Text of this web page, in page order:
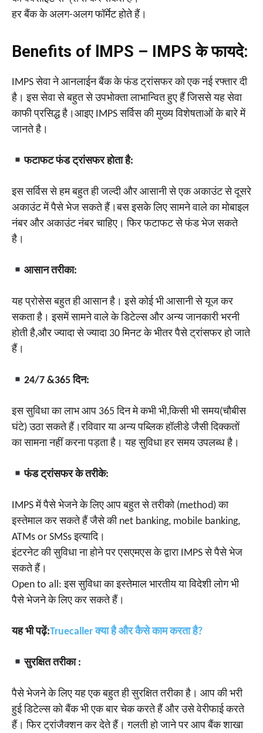
हर बैंक के अलग-अलग फॉर्मेट होते हैं।
Benefits of lMPS – IMPS के फायदे:
IMPS सेवा ने आनलाईन बैंक के फंड ट्रांसफर को एक नई रफ्तार दी
है। इस सेवा से बहुत से उपभोक्ता लाभान्वित हुए हैं जिससे यह सेवा
काफी प्रसिद्ध है।आइए IMPS सर्विस की मुख्य विशेषताओं के बारे में
जानते है।
फटाफट फंड ट्रांसफर होता है:
इस सर्विस से हम बहुत ही जल्दी और आसानी से एक अकाउंट से दूसरे
अकाउंट में पैसे भेज सकते हैं।बस इसके लिए सामने वाले का मोबाइल
नंबर और अकाउंट नंबर चाहिए। फिर फटाफट से फंड भेज सकते
है।
आसान तरीका:
यह प्रोसेस बहुत ही आसान है। इसे कोई भी आसानी से यूज कर
सकता है। इसमें सामने वाले के डिटेल्स और अन्य जानकारी भरनी
होती है,और ज्यादा से ज्यादा 30 मिनट के भीतर पैसे ट्रांसफर हो जाते
हैं।
24/7 &365 दिन:
इस सुविधा का लाभ आप 365 दिन मे कभी भी,किसी भी समय(चौबीस
घंटे) उठा सकते हैं।रविवार या अन्य पब्लिक हॉलीडे जैसी दिक्कतों
का सामना नहीं करना पड़ता है। यह सुविधा हर समय उपलब्ध है।
फंड ट्रांसफर के तरीके:
IMPS में पैसे भेजने के लिए आप बहुत से तरीको (method) का
इस्तेमाल कर सकते हैं जैसे की net banking, mobile banking,
ATMs or SMSs इत्यादि।
इंटरनेट की सुविधा ना होने पर एसएमएस के द्वारा IMPS से पैसे भेज
सकते हैं।
Open to all: इस सुविधा का इस्तेमाल भारतीय या विदेशी लोग भी
पैसे भेजने के लिए कर सकते हैं।
यह भी पढ़ें:Truecaller क्या है और कैसे काम करता है?
सुरक्षित तरीका :
पैसे भेजने के लिए यह एक बहुत ही सुरक्षित तरीका है। आप की भरी
हुई डिटेल्स को बैंक भी एक बार चेक करते हैं और उसे वेरीफाई करते
हैं। फिर ट्रांजैक्शन कर देते हैं। गलती हो जाने पर आप बैंक शाखा